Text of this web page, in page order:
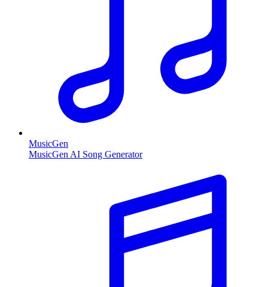
MusicGen
MusicGen AI Song Generator